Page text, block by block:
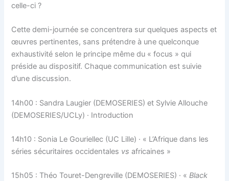
celle-ci ?
Cette demi-journée se concentrera sur quelques aspects et
œuvres pertinentes, sans prétendre à une quelconque
exhaustivité selon le principe même du « focus » qui
préside au dispositif. Chaque communication est suivie
d’une discussion.
14h00 : Sandra Laugier (DEMOSERIES) et Sylvie Allouche
(DEMOSERIES/UCLy) · Introduction
14h10 : Sonia Le Gouriellec (UC Lille) · « L’Afrique dans les
séries sécuritaires occidentales vsafricaines »
15h05 : Théo Touret-Dengreville (DEMOSERIES) · «Black